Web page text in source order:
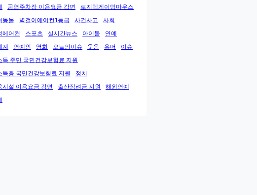
공영주차장 이용요금 감면
로지텍게이밍마우스
동물
벽걸이에어컨1등급 사건사고
사회
에어컨
스포츠 실시간뉴스 아이돌
연예
계
연예인 영화 오늘의이슈 웃음 유머
이슈
득 주민 국민건강보험료 지원
득층 국민건강보험료 지원
정치
시설 이용요금 감면
출산장려금 지원
해외연예